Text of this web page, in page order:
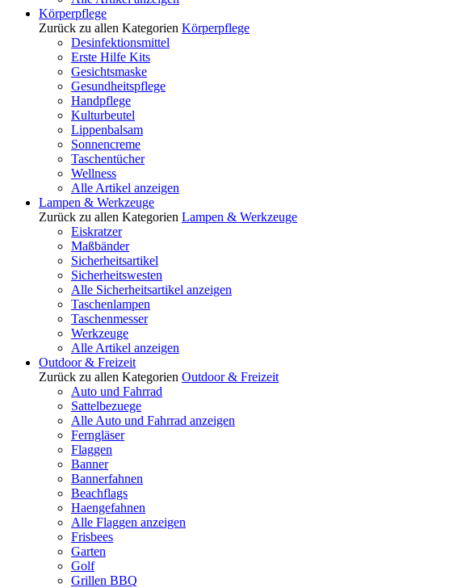
Körperpflege
Zurück zu allen Kategorien Körperpflege
Desinfektionsmittel
Erste Hilfe Kits
Gesichtsmaske
Gesundheitspflege
Handpflege
Kulturbeutel
Lippenbalsam
Sonnencreme
Taschentücher
Wellness
Alle Artikel anzeigen
Lampen & Werkzeuge
Zurück zu allen Kategorien Lampen & Werkzeuge
Eiskratzer
Maßbänder
Sicherheitsartikel
Sicherheitswesten
Alle Sicherheitsartikel anzeigen
Taschenlampen
Taschenmesser
Werkzeuge
Alle Artikel anzeigen
Outdoor & Freizeit
Zurück zu allen Kategorien Outdoor & Freizeit
Auto und Fahrrad
Sattelbezuege
Alle Auto und Fahrrad anzeigen
Ferngläser
Flaggen
Banner
Bannerfahnen
Beachflags
Haengefahnen
Alle Flaggen anzeigen
Frisbees
Garten
Golf
Grillen BBQ